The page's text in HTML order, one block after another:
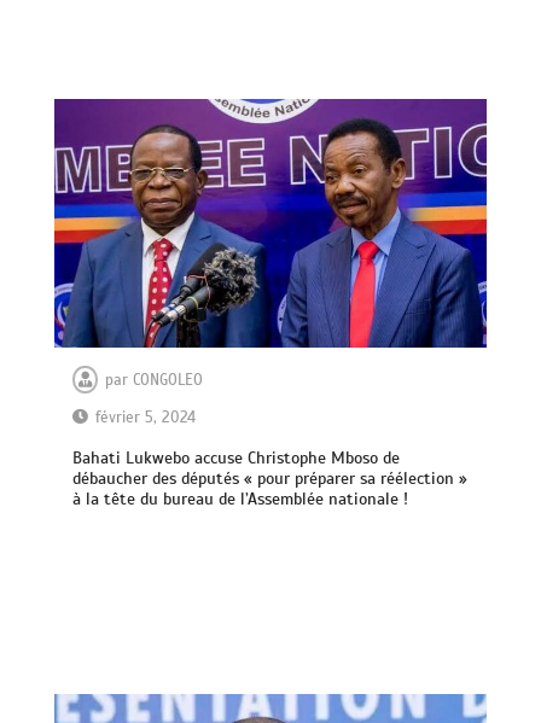
parCONGOLEO
février 5, 2024
Bahati Lukwebo accuse Christophe Mboso de
débaucher des députés « pour préparer sa réélection »
à la tête du bureau de l’Assemblée nationale !